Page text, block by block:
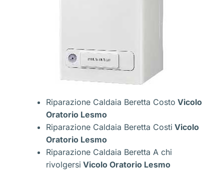
Riparazione Caldaia Beretta Costo Vicolo
Oratorio Lesmo
Riparazione Caldaia Beretta Costi Vicolo
Oratorio Lesmo
Riparazione Caldaia Beretta A chi
rivolgersi Vicolo Oratorio Lesmo